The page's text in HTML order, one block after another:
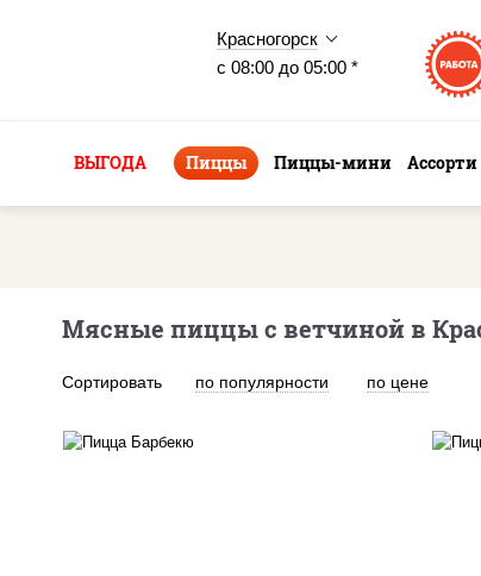
Красногорск
с 08:00 до 05:00 *
ВЫГОДА Пиццы Пиццы-мини Ассорти
Мясные пиццы с ветчиной в
Сортировать по популярности по цене